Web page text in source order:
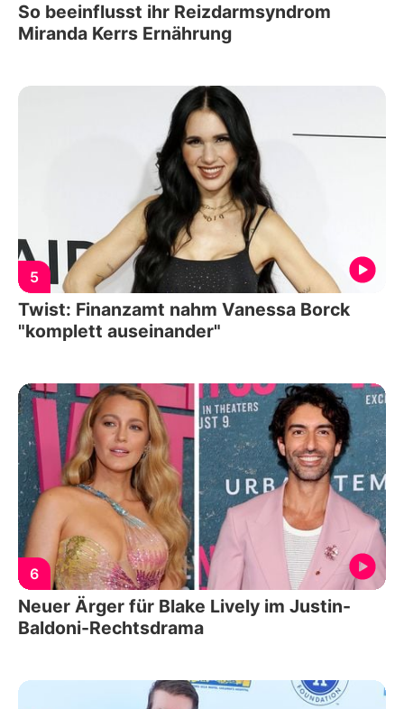
So beeinflusst ihr Reizdarmsyndrom
Miranda Kerrs Ernährung
5
Twist: Finanzamt nahm Vanessa Borck
"komplett auseinander"
6
Neuer Ärger für Blake Lively im Justin-
Baldoni-Rechtsdrama